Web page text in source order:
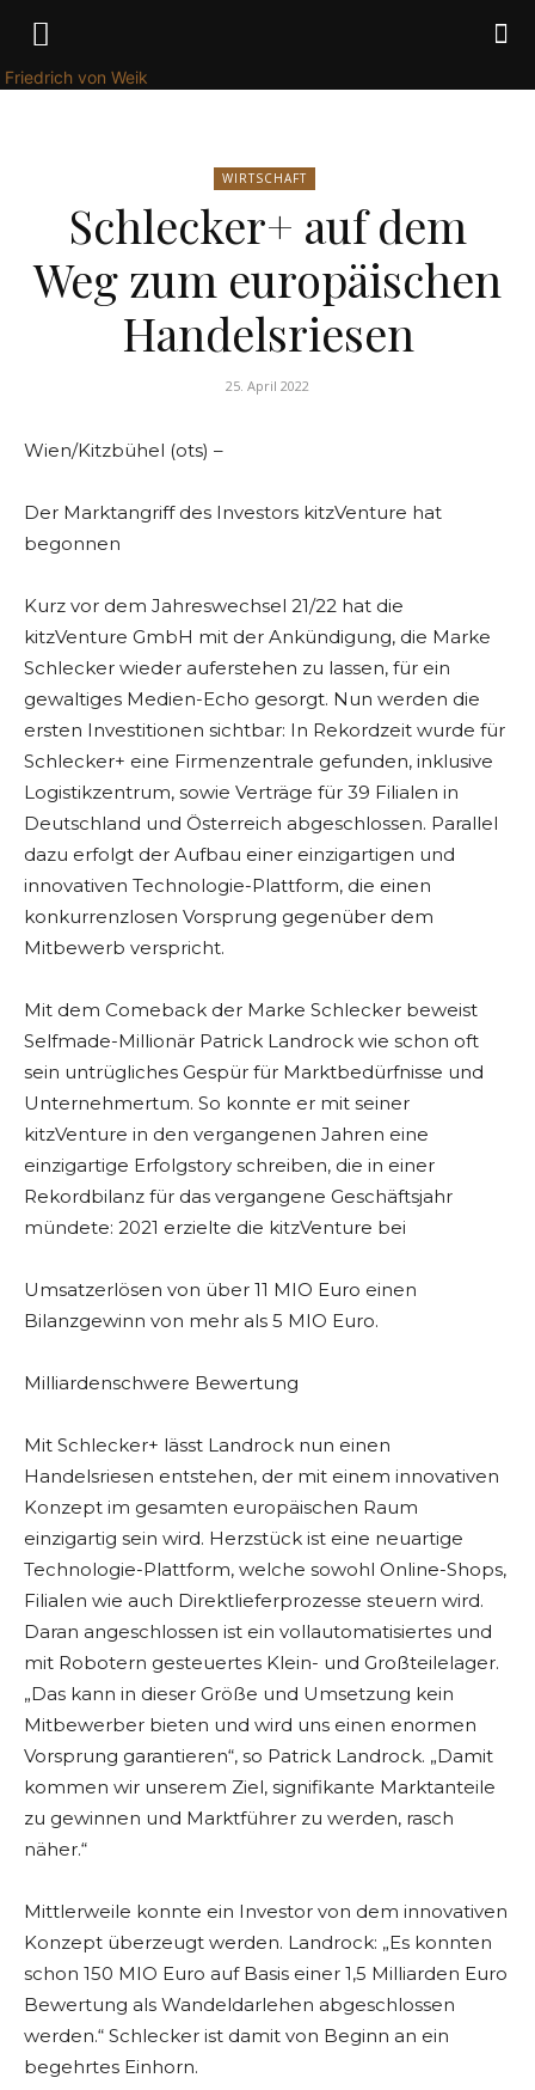
Friedrich von Weik
WIRTSCHAFT
Schlecker+ auf dem
Weg zum europäischen
Handelsriesen
25. April 2022
Wien/Kitzbühel (ots) –
Der Marktangriff des Investors kitzVenture hat
begonnen
Kurz vor dem Jahreswechsel 21/22 hat die
kitzVenture GmbH mit der Ankündigung, die Marke
Schlecker wieder auferstehen zu lassen, für ein
gewaltiges Medien-Echo gesorgt. Nun werden die
ersten Investitionen sichtbar: In Rekordzeit wurde für
Schlecker+ eine Firmenzentrale gefunden, inklusive
Logistikzentrum, sowie Verträge für 39 Filialen in
Deutschland und Österreich abgeschlossen. Parallel
dazu erfolgt der Aufbau einer einzigartigen und
innovativen Technologie-Plattform, die einen
konkurrenzlosen Vorsprung gegenüber dem
Mitbewerb verspricht.
Mit dem Comeback der Marke Schlecker beweist
Selfmade-Millionär Patrick Landrock wie schon oft
sein untrügliches Gespür für Marktbedürfnisse und
Unternehmertum. So konnte er mit seiner
kitzVenture in den vergangenen Jahren eine
einzigartige Erfolgstory schreiben, die in einer
Rekordbilanz für das vergangene Geschäftsjahr
mündete: 2021 erzielte die kitzVenture bei
Umsatzerlösen von über 11 MIO Euro einen
Bilanzgewinn von mehr als 5 MIO Euro.
Milliardenschwere Bewertung
Mit Schlecker+ lässt Landrock nun einen
Handelsriesen entstehen, der mit einem innovativen
Konzept im gesamten europäischen Raum
einzigartig sein wird. Herzstück ist eine neuartige
Technologie-Plattform, welche sowohl Online-Shops,
Filialen wie auch Direktlieferprozesse steuern wird.
Daran angeschlossen ist ein vollautomatisiertes und
mit Robotern gesteuertes Klein- und Großteilelager.
„Das kann in dieser Größe und Umsetzung kein
Mitbewerber bieten und wird uns einen enormen
Vorsprung garantieren“, so Patrick Landrock. „Damit
kommen wir unserem Ziel, signifikante Marktanteile
zu gewinnen und Marktführer zu werden, rasch
näher.“
Mittlerweile konnte ein Investor von dem innovativen
Konzept überzeugt werden. Landrock: „Es konnten
schon 150 MIO Euro auf Basis einer 1,5 Milliarden Euro
Bewertung als Wandeldarlehen abgeschlossen
werden.“ Schlecker ist damit von Beginn an ein
begehrtes Einhorn.